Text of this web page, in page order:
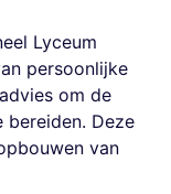
Lyceum
persoonlijke
om de
Deze
van